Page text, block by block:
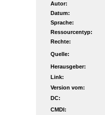
Autor:
Datum:
Sprache:
Ressourcentyp:
Rechte:
Quelle:
Herausgeber:
Link:
Version vom:
DC:
CMDI: